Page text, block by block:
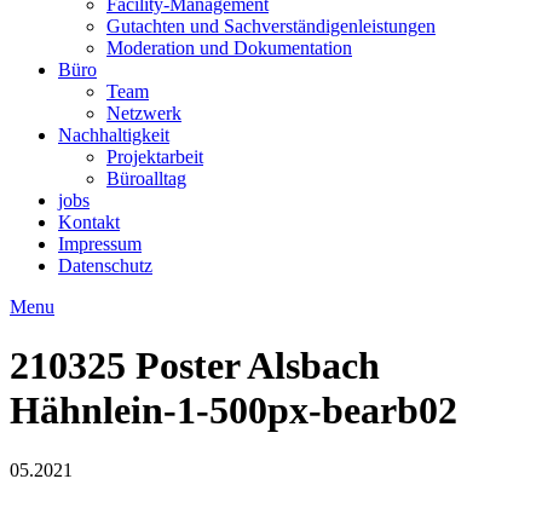
Facility-Management
Gutachten und Sachverständigenleistungen
Moderation und Dokumentation
Büro
Team
Netzwerk
Nachhaltigkeit
Projektarbeit
Büroalltag
jobs
Kontakt
Impressum
Datenschutz
Menu
210325 Poster Alsbach
Hähnlein-1-500px-bearb02
05.2021